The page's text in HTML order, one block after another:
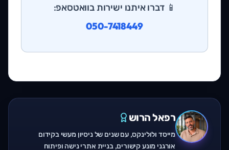
📱 דברו איתנו ישירות בוואטסאפ:
050-7418449
רפאל הרוש
מייסד ולולינקס, עם שנים של ניסיון מעשי בקידום
אורגני מונע קישורים, בניית אתרי נישה ופיתוח